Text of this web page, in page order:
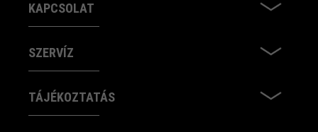
KAPCSOLAT
SZERVÍZ
TÁJÉKOZTATÁS